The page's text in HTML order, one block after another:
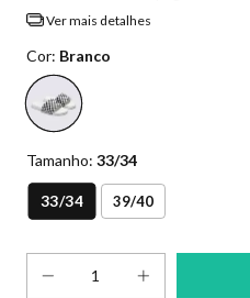
Ver mais detalhes
Cor: Branco
Tamanho: 33/34
33/34 39/40